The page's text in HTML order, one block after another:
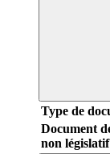
Type de
Document
non législatif